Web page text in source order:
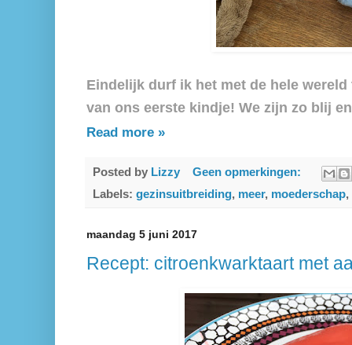
Eindelijk durf ik het met de hele
van ons eerste kindje! We zijn zo blij
Read more »
Posted by Lizzy
Geen opmerkingen:
Labels: gezinsuitbreiding, meer, moederschap,
maandag 5 juni 2017
Recept: citroenkwarktaart met